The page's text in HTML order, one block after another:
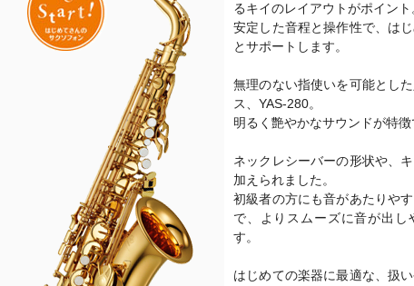
るキイのレイアウトがポイント
安定した音程と操作性で、は
とサポートします。
無理のない指使いを可能とし
ス、YAS-280。
明るく艶やかなサウンドが特徴
ネックレシーバーの形状や、
加えられました。
初級者の方にも音があたりや
で、よりスムーズに音が出し
す。
はじめての楽器に最適な、扱